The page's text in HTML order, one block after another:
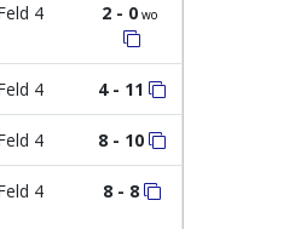
4 2 - 0wo
4 4 - 11
4 8 - 10
4 8 - 8